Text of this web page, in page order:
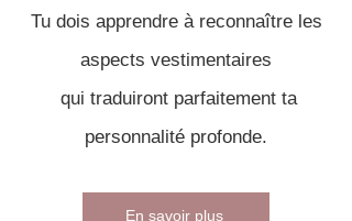
Tu dois apprendre à reconnaître les
aspects vestimentaires
qui traduiront parfaitement ta
personnalité profonde.
En savoir plus